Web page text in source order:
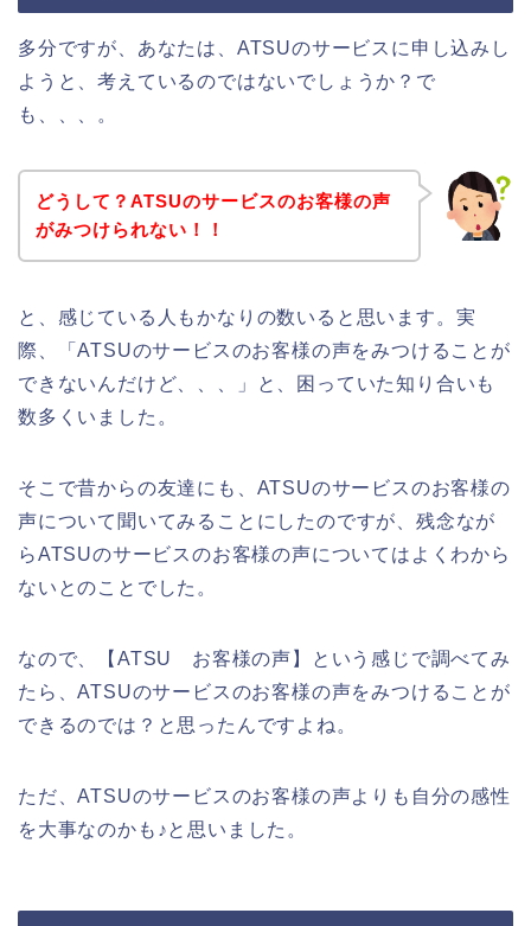
多分ですが、あなたは、ATSUのサービスに申し込みし
ようと、考えているのではないでしょうか？で
も、、、。
どうして？ATSUのサービスのお客様の声
がみつけられない！！
と、感じている人もかなりの数いると思います。実
際、「ATSUのサービスのお客様の声をみつけることが
できないんだけど、、、」と、困っていた知り合いも
数多くいました。
そこで昔からの友達にも、ATSUのサービスのお客様の
声について聞いてみることにしたのですが、残念なが
らATSUのサービスのお客様の声についてはよくわから
ないとのことでした。
なので、【ATSU お客様の声】という感じで調べてみ
たら、ATSUのサービスのお客様の声をみつけることが
できるのでは？と思ったんですよね。
ただ、ATSUのサービスのお客様の声よりも自分の感性
を大事なのかも♪と思いました。